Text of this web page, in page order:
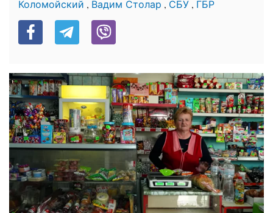
Коломойский , Вадим Столар , СБУ , ГБР